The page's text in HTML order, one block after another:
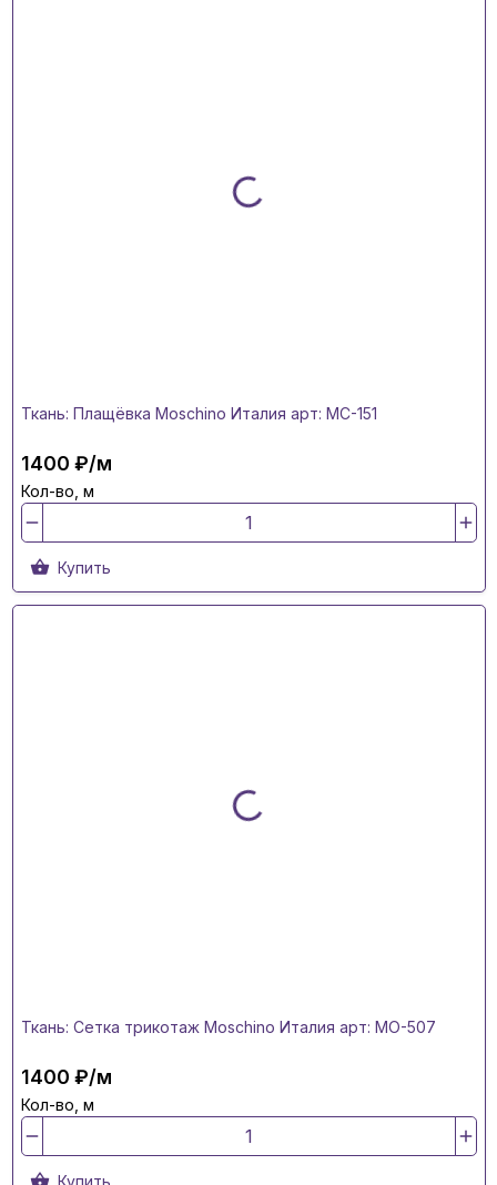
Ткань: Плащёвка Moschino Италия арт: MC-151
1400 ₽/м
Кол-во, м
Купить
Ткань: Сетка трикотаж Moschino Италия арт: MO-507
1400 ₽/м
Кол-во, м
Купить